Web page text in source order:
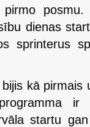
dienas
sprinterus
kā pirmais
ir
startu